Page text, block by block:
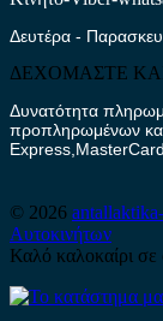
Δευτέρα -
ΔΕΧΟΜΑΣΤΕ
Δυνατότητα
προπληρωμένων
Express,MasterCard.
© 2026
Αυτοκινήτων
Καλό καλοκαίρι σε